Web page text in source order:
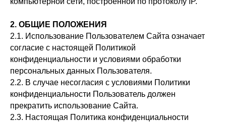
2. ОБЩИЕ ПОЛОЖЕНИЯ
2.1. Использование Пользователем Сайта означает
согласие с настоящей Политикой
конфиденциальности и условиями обработки
персональных данных Пользователя.
2.2. В случае несогласия с условиями Политики
конфиденциальности Пользователь должен
прекратить использование Сайта.
2.3. Настоящая Политика конфиденциальности